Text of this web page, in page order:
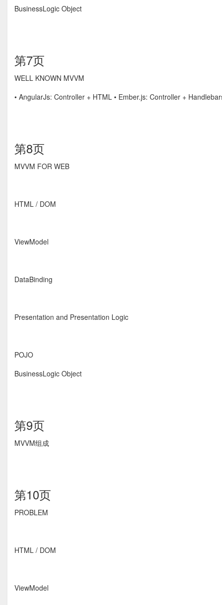
BusinessLogic Object
第7页
WELL KNOWN MVVM
• AngularJs: Controller + HTML • Ember.js: Controller +
第8页
MVVM FOR WEB
HTML / DOM
ViewModel
DataBinding
Presentation and Presentation Logic
POJO
BusinessLogic Object
第9页
MVVM组成
第10页
PROBLEM
HTML / DOM
ViewModel